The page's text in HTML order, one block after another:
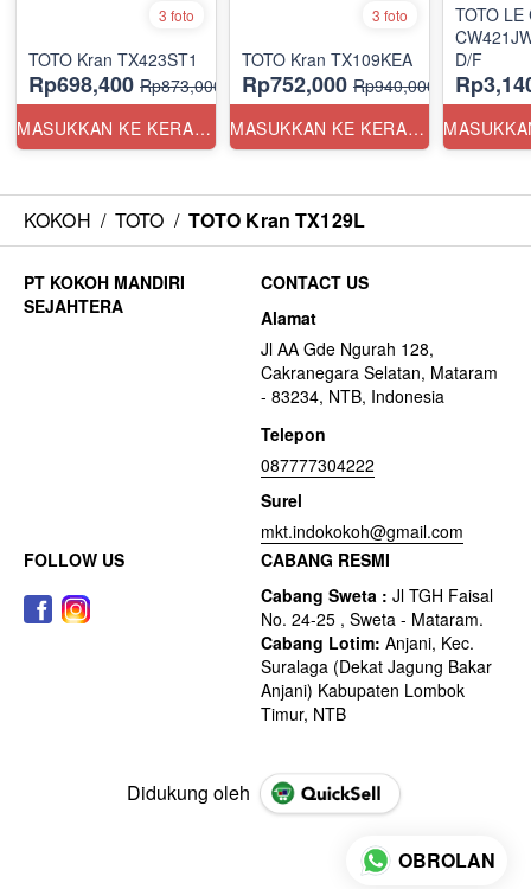
3 foto
TOTO Kran TX423ST1
Rp698,400 Rp873,000
MASUKKAN KE KERANJANG
3 foto
TOTO Kran TX109KEA
Rp752,000 Rp940,000
MASUKKAN KE KERANJANG
TOTO
D/F
KOKOH / TOTO / TOTO Kran TX129L
CONTACT US
Alamat
Jl AA Gde Ngurah 128,
Cakranegara Selatan, Mataram
- 83234, NTB, Indonesia
Telepon
087777304222
Surel
mkt.indokokoh@gmail.com
FOLLOW US
CABANG RESMI
Didukung oleh
OBROLAN